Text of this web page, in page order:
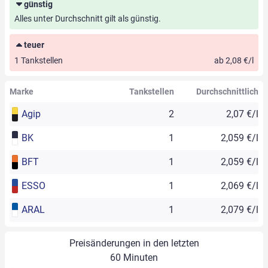
günstig
Alles unter Durchschnitt gilt als günstig.
teuer
1 Tankstellen
ab 2,08 €/l
Marke Tankstellen Durchschnittlich
Agip 2 2,07 €/l
BK 1 2,059 €/l
BFT 1 2,059 €/l
ESSO 1 2,069 €/l
ARAL 1 2,079 €/l
Preisänderungen in den letzten
60 Minuten